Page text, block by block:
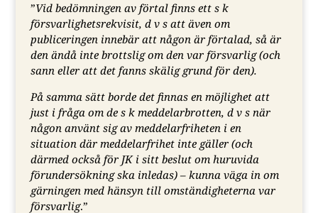
”Vid bedömningen av förtal finns ett s k
försvarlighetsrekvisit, d v s att även om
publiceringen innebär att någon är förtalad, så är
den ändå inte brottslig om den var försvarlig (och
sann eller att det fanns skälig grund för den).
På samma sätt borde det finnas en möjlighet att
just i fråga om de s k meddelarbrotten, d v s när
någon använt sig av meddelarfriheten i en
situation där meddelarfrihet inte gäller (och
därmed också för JK i sitt beslut om huruvida
förundersökning ska inledas) – kunna väga in om
gärningen med hänsyn till omständigheterna var
försvarlig.”